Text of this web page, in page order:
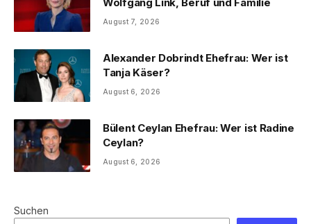
Wolfgang Link, Beruf und Familie
August 7, 2026
Alexander Dobrindt Ehefrau: Wer ist
Tanja Käser?
August 6, 2026
Bülent Ceylan Ehefrau: Wer ist Radine
Ceylan?
August 6, 2026
Suchen